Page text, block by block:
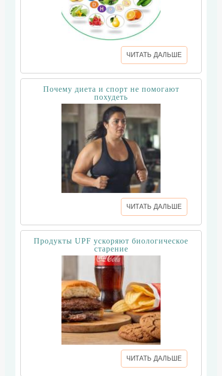
ЧИТАТЬ ДАЛЬШЕ
Почему диета и спорт не помогают
похудеть
ЧИТАТЬ ДАЛЬШЕ
Продукты UPF ускоряют биологическое
старение
ЧИТАТЬ ДАЛЬШЕ